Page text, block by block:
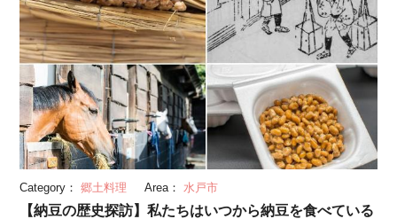
Category： 郷土料理 Area： 水戸市
【納豆の歴史探訪】私たちはいつから納豆を食べている